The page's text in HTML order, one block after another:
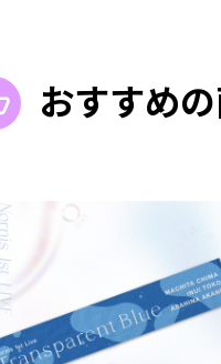
おすすめ